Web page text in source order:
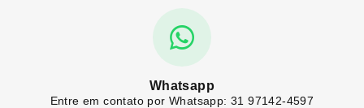
Whatsapp
Entre em contato por Whatsapp: 31 97142-4597